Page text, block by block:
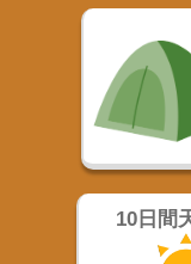
10日間